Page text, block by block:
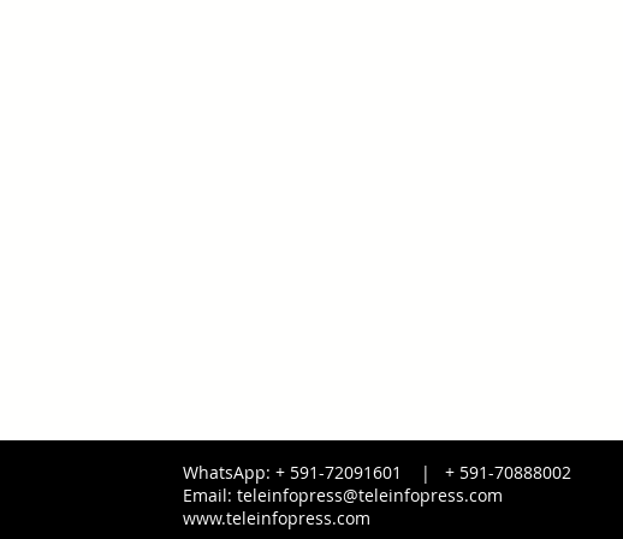
WhatsApp: + 591-72091601 | + 591-70888002
Email: teleinfopress@teleinfopress.com
www.teleinfopress.com